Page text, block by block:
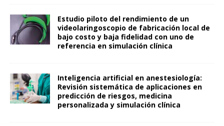
Estudio piloto del rendimiento de un
videolaringoscopio de fabricación local de
bajo costo y baja fidelidad con uno de
referencia en simulación clínica
Inteligencia artificial en anestesiología:
Revisión sistemática de aplicaciones en
predicción de riesgos, medicina
personalizada y simulación clínica